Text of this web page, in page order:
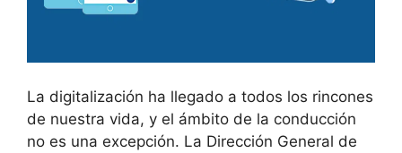
La digitalización ha llegado a todos los rincones
de nuestra vida, y el ámbito de la conducción
no es una excepción. La Dirección General de